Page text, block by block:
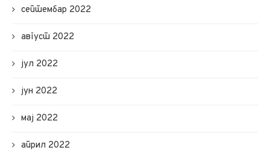
септембар 2022
август 2022
јул 2022
јун 2022
мај 2022
април 2022